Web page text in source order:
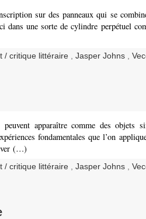
sur des panneaux qui se
dans une sorte de cylindre perpétuel
/ critique littéraire Jasper Johns
apparaître comme des objets
fondamentales que l’on
(…)
/ critique littéraire Jasper Johns